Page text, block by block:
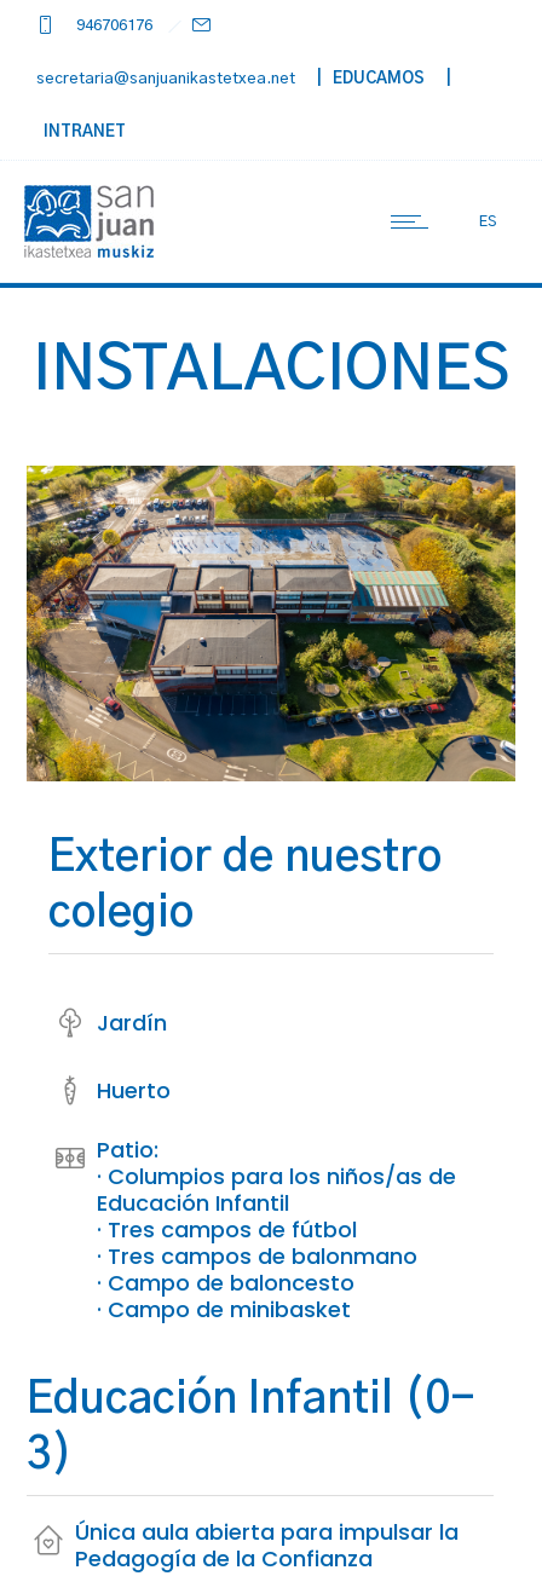
946706176
secretaria@sanjuanikastetxea.net | EDUCAMOS
INTRANET
ES
INSTALACIONES
Exterior de nuestro
colegio
Jardín
Huerto
Patio:
· Columpios para los niños/as de
Educación Infantil
· Tres campos de fútbol
· Tres campos de balonmano
· Campo de baloncesto
· Campo de minibasket
Educación Infantil (0-
3)
Única aula abierta para impulsar la
Pedagogía de la Confianza